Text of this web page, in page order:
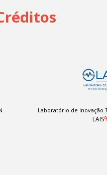
Laboratório de Inovação
LAIS